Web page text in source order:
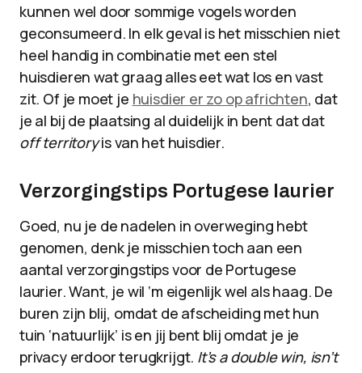
kunnen wel door sommige vogels worden
geconsumeerd. In elk geval is het misschien niet
heel handig in combinatie met een stel
huisdieren wat graag alles eet wat los en vast
zit. Of je moet je huisdier er zo op africhten, dat
je al bij de plaatsing al duidelijk in bent dat dat
off territoryis van het huisdier.
Verzorgingstips Portugese laurier
Goed, nu je de nadelen in overweging hebt
genomen, denk je misschien toch aan een
aantal verzorgingstips voor de Portugese
laurier. Want, je wil ‘m eigenlijk wel als haag. De
buren zijn blij, omdat de afscheiding met hun
tuin ‘natuurlijk’ is en jij bent blij omdat je je
privacy erdoor terugkrijgt. It’s a double win, isn’t